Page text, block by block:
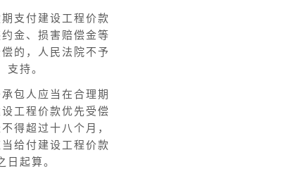
支付建设工程价款
金、损害赔偿金等
的，人民法院不予
支持。
包人应当在合理期
工程价款优先受偿
得超过十八个月，
给付建设工程价款
日起算。